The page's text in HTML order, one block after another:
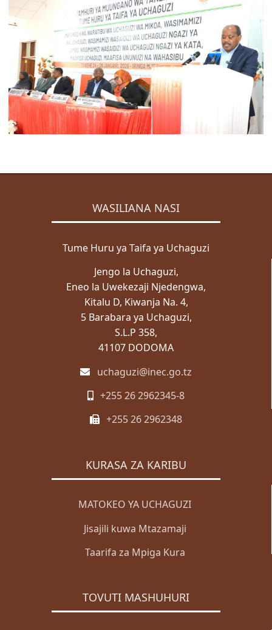
ZABUNI
Zabuni za Ndani
Zabuni za Kimataifa
Wazabuni Walioshinda
WASILIANA NASI
Wasiliana Nasi
KISWAHILI
WASILIANA NASI
Tume Huru ya Taifa ya Uchaguzi
Jengo la Uchaguzi,
Eneo la Uwekezaji Njedengwa,
Kitalu D, Kiwanja Na. 4,
5 Barabara ya Uchaguzi,
S.L.P 358,
41107 DODOMA
uchaguzi@inec.go.tz
+255 26 2962345-8
+255 26 2962348
KURASA ZA KARIBU
MATOKEO YA UCHAGUZI
Jisajili kuwa Mtazamaji
Taarifa za Mpiga Kura
TOVUTI MASHUHURI